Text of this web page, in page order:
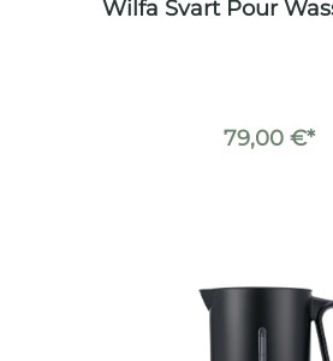
Wilfa Svart Pour
79,00 €*